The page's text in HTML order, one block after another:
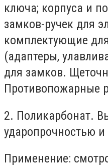
ключа; корпуса и
замков-ручек для
комплектующие
(адаптеры,
для замков.
Противопожарные
2. Поликарбонат.
ударопрочностью
Применение: